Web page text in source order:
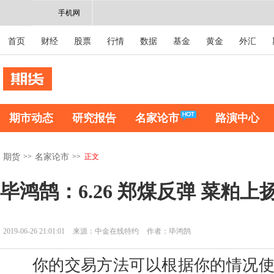
手机网
首页 财经 股票 行情 数据 基金 黄金 外汇
期市动态 研究报告 名家论市 路演中心
期货 >> 名家论市 >> 正文
毕鸿鹄：6.26 郑煤反弹 菜粕上
2019-06-26 21:01:01 来源：中金在线特约 作者：毕鸿鹄
你的交易方法可以根据你的情况使